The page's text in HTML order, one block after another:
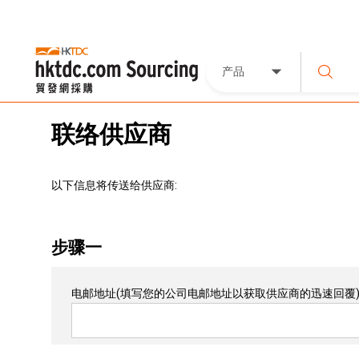
产品
联络供应商
以下信息将传送给供应商:
步骤一
电邮地址(填写您的公司电邮地址以获取供应商的迅速回覆)